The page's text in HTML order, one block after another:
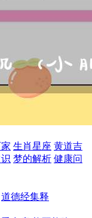
生肖星座 黄道吉
梦的解析 健康问
道德经集释